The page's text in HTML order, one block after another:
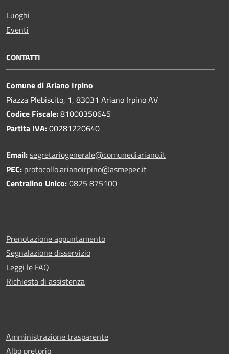
Luoghi
Eventi
CONTATTI
Comune di Ariano Irpino
Piazza Plebiscito, 1, 83031 Ariano Irpino AV
Codice Fiscale:81000350645
Partita IVA:00281220640
Email:segretariogenerale@comunediariano.it
PEC: protocollo.arianoirpino@asmepec.it
Centralino Unico:0825 875100
Prenotazione appuntamento
Segnalazione disservizio
Leggi le FAQ
Richiesta di assistenza
Amministrazione trasparente
Albo pretorio